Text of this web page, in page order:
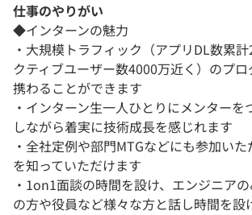
仕事のやりがい
◆インターンの魅力
・大規模トラフィック（アプリDL数累
クティブユーザー数4000万近く）のプ
携わることができます
・インターン生一人ひとりにメンターを
しながら着実に技術成長を感じれます
・全社定例や部門MTGなどにも参加い
を知っていただけます
・1on1面談の時間を設け、エンジニア
の方や役員など様々な方と話し時間を設